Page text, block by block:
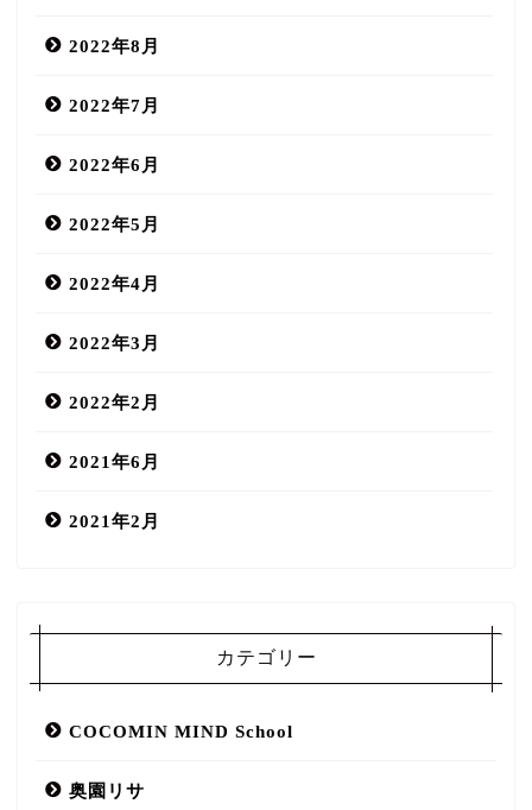
2022年8月
2022年7月
2022年6月
2022年5月
2022年4月
2022年3月
2022年2月
2021年6月
2021年2月
カテゴリー
COCOMIN MIND School
奥園リサ